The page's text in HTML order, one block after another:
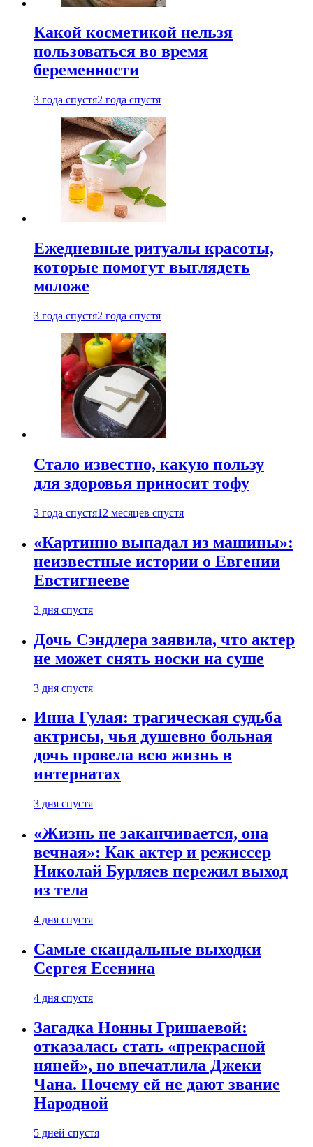
Какой косметикой нельзя
пользоваться во время
беременности
3 года спустя2 года спустя
Ежедневные ритуалы красоты,
которые помогут выглядеть
моложе
3 года спустя2 года спустя
Стало известно, какую пользу
для здоровья приносит тофу
3 года спустя12 месяцев спустя
«Картинно выпадал из машины»:
неизвестные истории о Евгении
Евстигнееве
3 дня спустя
Дочь Сэндлера заявила, что актер
не может снять носки на суше
3 дня спустя
Инна Гулая: трагическая судьба
актрисы, чья душевно больная
дочь провела всю жизнь в
интернатах
3 дня спустя
«Жизнь не заканчивается, она
вечная»: Как актер и режиссер
Николай Бурляев пережил выход
из тела
4 дня спустя
Самые скандальные выходки
Сергея Есенина
4 дня спустя
Загадка Нонны Гришаевой:
отказалась стать «прекрасной
няней», но впечатлила Джеки
Чана. Почему ей не дают звание
Народной
5 дней спустя